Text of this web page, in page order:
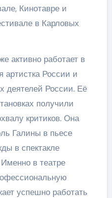
Кинотавре и
в Карловых
активно работает в
артистка России и
деятелей России. Её
получили
критиков. Она
Галины в пьесе
в спектакле
в театре
успешно работать